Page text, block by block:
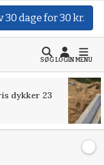
30 dage for 30 kr.
SØGLOGINMENU
dykker 23